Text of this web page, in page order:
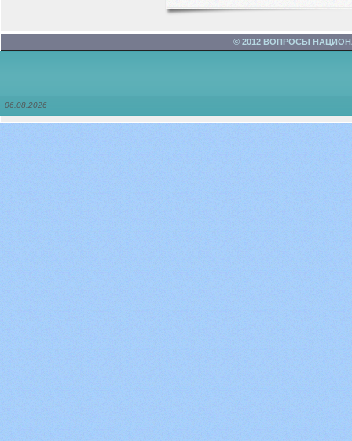
© 2012 ВОПРОСЫ
06.08.2026